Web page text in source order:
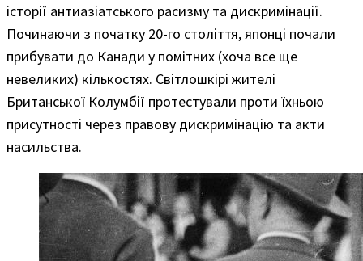
історії антиазіатського расизму та дискримінації.
Починаючи з початку 20-го століття, японці почали
прибувати до Канади у помітних (хоча все ще
невеликих) кількостях. Світлошкірі жителі
Британської Колумбії протестували проти їхньою
присутності через правову дискримінацію та акти
насильства.